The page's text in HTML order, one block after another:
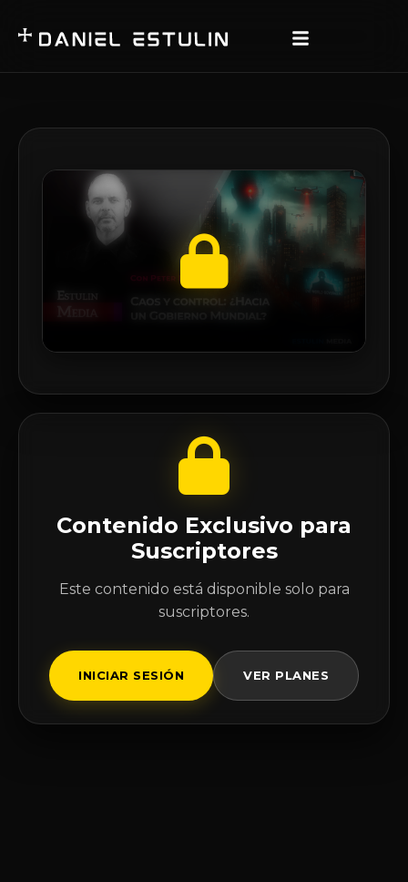
Contenido Exclusivo para
Suscriptores
Este contenido está disponible solo para
suscriptores.
INICIAR SESIÓN VER PLANES